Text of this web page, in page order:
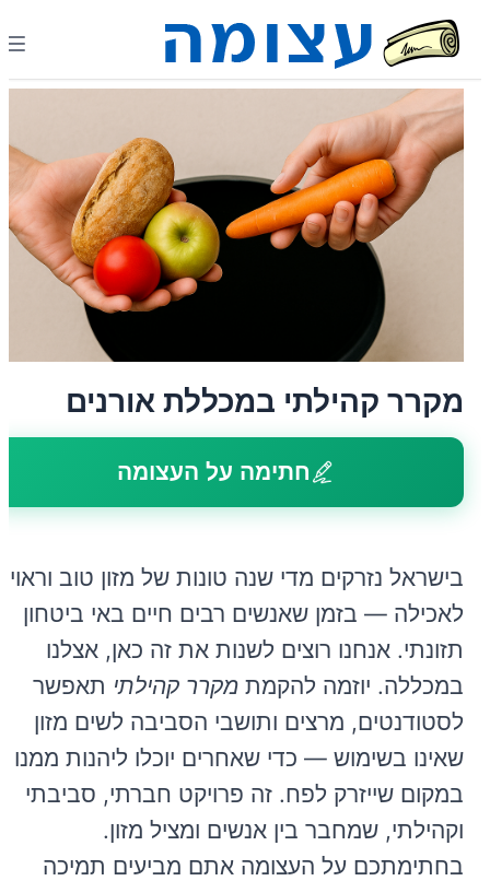
מקרר קהילתי במכללת אורנים
חתימה על העצומה
בישראל נזרקים מדי שנה טונות של מזון טוב וראוי
לאכילה — בזמן שאנשים רבים חיים באי ביטחון
תזונתי. אנחנו רוצים לשנות את זה כאן, אצלנו
במכללה. יוזמה להקמת מקרר קהילתי תאפשר
לסטודנטים, מרצים ותושבי הסביבה לשים מזון
שאינו בשימוש — כדי שאחרים יוכלו ליהנות ממנו
במקום שייזרק לפח. זה פרויקט חברתי, סביבתי
וקהילתי, שמחבר בין אנשים ומציל מזון.
בחתימתכם על העצומה אתם מביעים תמיכה